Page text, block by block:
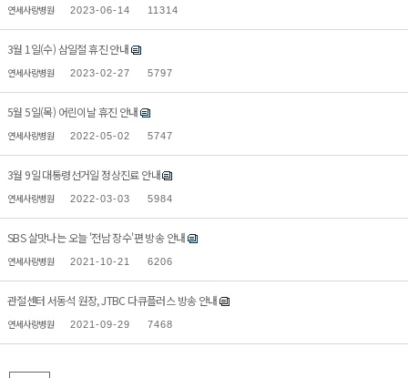
연세사랑병원 2023-06-14 11314
3월 1일(수) 삼일절 휴진 안내
연세사랑병원 2023-02-27 5797
5월 5일(목) 어린이날 휴진 안내
연세사랑병원 2022-05-02 5747
3월 9일 대통령선거일 정상진료 안내
연세사랑병원 2022-03-03 5984
SBS 살맛나는 오늘 '전남 장수'편 방송 안내
연세사랑병원 2021-10-21 6206
관절센터 서동석 원장, JTBC 다큐플러스 방송 안내
연세사랑병원 2021-09-29 7468